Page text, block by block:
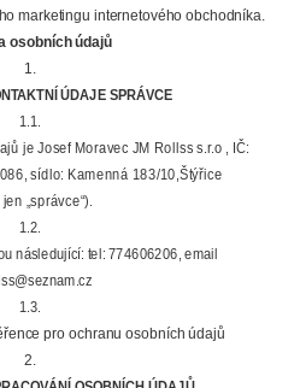
marketingu internetového obchodníka.
osobních údajů
1.
ÚDAJE SPRÁVCE
1.1.
je Josef Moravec JM Rollss s.r.o , IČ:
sídlo: Kamenná 183/10,Štýřice
„správce“).
1.2.
následující: tel: 774606206, email
1.3.
pro ochranu osobních údajů
2.